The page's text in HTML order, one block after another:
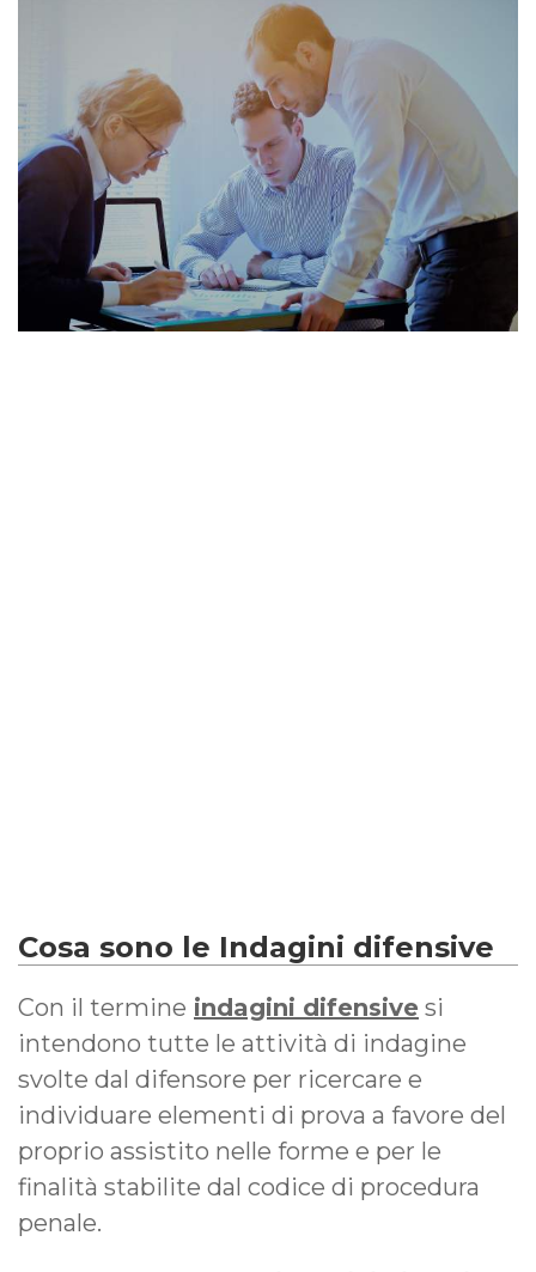
Cosa sono le Indagini difensive
Con il termine indagini difensive si
intendono tutte le attività di indagine
svolte dal difensore per ricercare e
individuare elementi di prova a favore del
proprio assistito nelle forme e per le
finalità stabilite dal codice di procedura
penale.